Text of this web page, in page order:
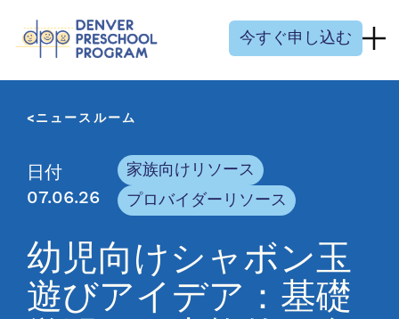
今すぐ申し込む
ニュースルーム
日付
07.06.26
家族向けリソース
プロバイダーリソース
幼児向けシャボン玉
遊びアイデア：基礎